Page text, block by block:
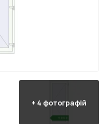
+ 4 фотографій